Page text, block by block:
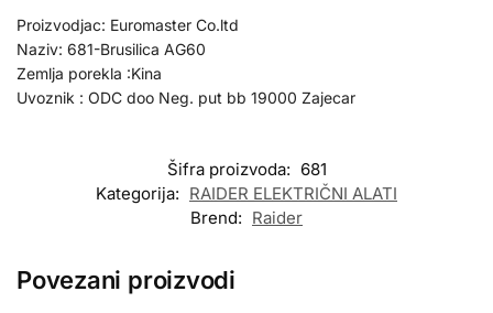
Proizvodjac: Euromaster Co.ltd
Naziv: 681-Brusilica AG60
Zemlja porekla :Kina
Uvoznik : ODC doo Neg. put bb 19000 Zajecar
Šifra proizvoda: 681
Kategorija: RAIDER ELEKTRIČNI ALATI
Brend: Raider
Povezani proizvodi